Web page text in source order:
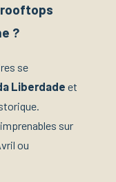
?
se
Liberdade et
sur
ou